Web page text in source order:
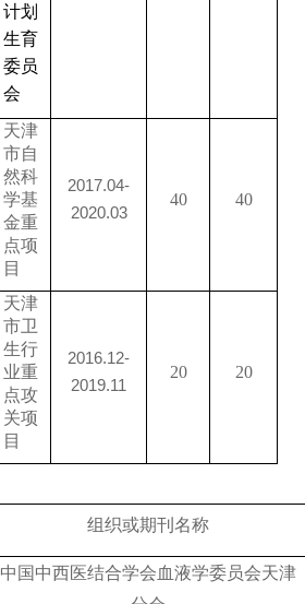
计划
生育
委员
会
天津
市自
然科
学基
金重
点项
目
2017.04-
2020.03
40 40
天津
市卫
生行
业重
点攻
关项
目
2016.12-
2019.11
20 20
组织或期刊名称
中国中西医结合学会血液学委员会天津